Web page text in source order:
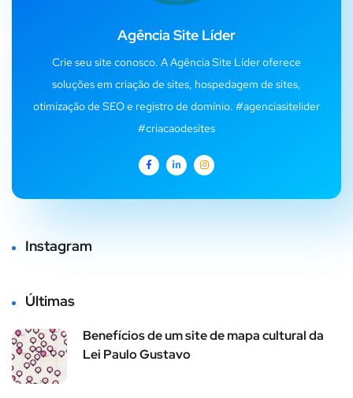
Agência Site Líder
Crie seu site conosco. A Agência Site Líder oferece
soluções em criação de sites, hospedagem de sites,
otimização de SEO e registro de domínio. #agenciasitelider
#criacaodesites
Instagram
Últimas
Benefícios de um site de mapa cultural da
Lei Paulo Gustavo